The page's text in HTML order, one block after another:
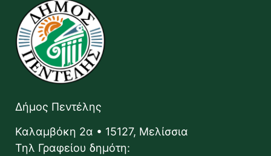
Δήμος Πεντέλης
Καλαμβόκη 2α • 15127, Μελίσσια
Τηλ Γραφείου δημότη: